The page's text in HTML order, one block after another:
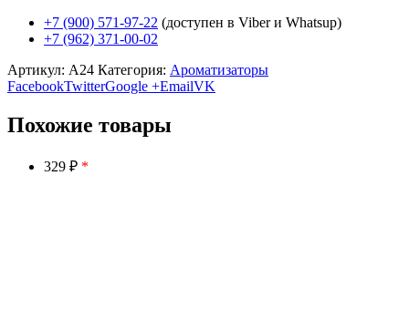
+7 (900) 571-97-22 (доступен в Viber и Whatsup)
+7 (962) 371-00-02
Артикул: A24 Категория: Ароматизаторы
FacebookTwitterGoogle +EmailVK
Похожие товары
329 ₽ *